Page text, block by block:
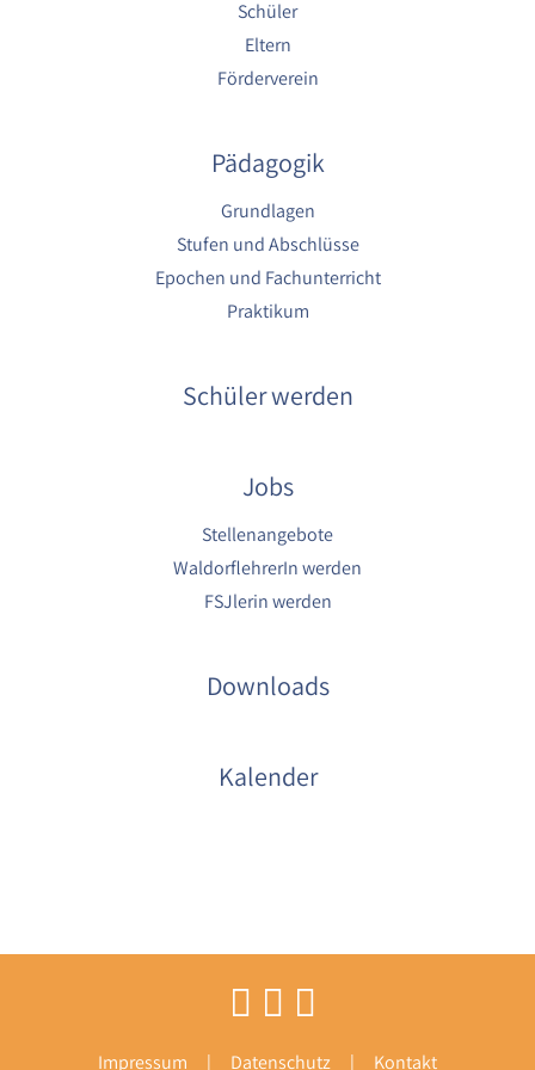
Schüler
Eltern
Förderverein
Pädagogik
Grundlagen
Stufen und Abschlüsse
Epochen und Fachunterricht
Praktikum
Schüler werden
Jobs
Stellenangebote
WaldorflehrerIn werden
FSJlerin werden
Downloads
Kalender
Impressum Datenschutz Kontakt
YouTube dienen der Erfassung von
Benutzerinteraktionen mit eingebetteten
und Benutzererfahrung.